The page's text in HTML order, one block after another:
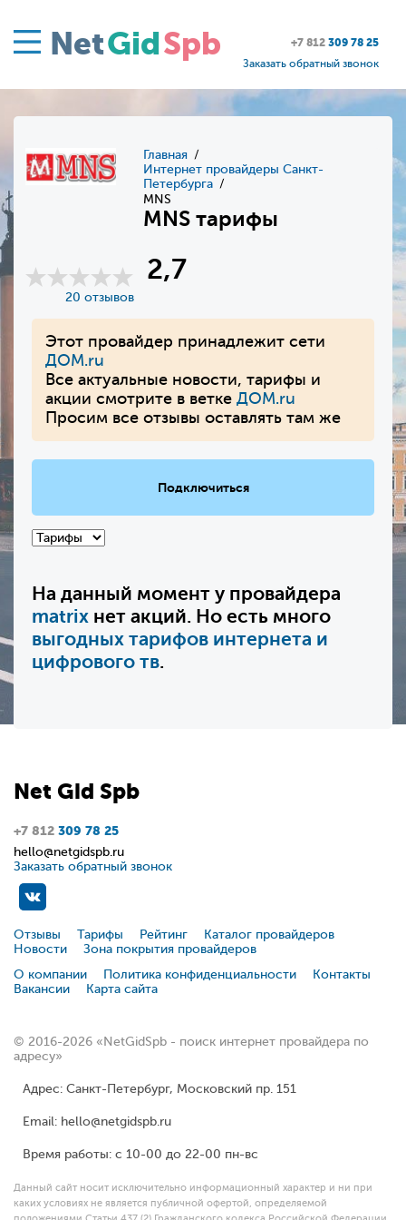
NetGidSpb +7 812 309 78 25
Заказать обратный звонок
Главная
Интернет провайдеры Санкт-
Петербурга
MNS
MNS тарифы
2,7
20 отзывов
Этот провайдер принадлежит сети
ДОМ.ru
Все актуальные новости, тарифы и
акции смотрите в ветке ДОМ.ru
Просим все отзывы оставлять там же
Подключиться
На данный момент у провайдера
matrix нет акций. Но есть много
выгодных тарифов интернета и
цифрового тв.
Net Gid Spb
+7 812 309 78 25
hello@netgidspb.ru
Заказать обратный звонок
Отзывы Тарифы Рейтинг
Каталог провайдеров
Новости
Зона покрытия провайдеров
О компании
Политика конфиденциальности
Контакты
Вакансии
Карта сайта
© 2016-2026 «NetGidSpb - поиск интернет провайдера по
адресу»
Адрес: Санкт-Петербург, Московский пр. 151
Email: hello@netgidspb.ru
Время работы: с 10-00 до 22-00 пн-вс
Данный сайт носит исключительно информационный характер и ни при
каких условиях не является публичной офертой, определяемой